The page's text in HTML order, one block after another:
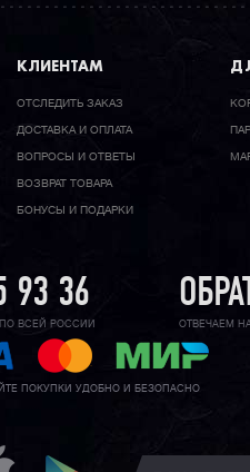
КЛИЕНТАМ
ОТСЛЕДИТЬ ЗАКАЗ
ДОСТАВКА И ОПЛАТА
ВОПРОСЫ И ОТВЕТЫ
ВОЗВРАТ ТОВАРА
БОНУСЫ И ПОДАРКИ
93 36
ВСЕЙ РОССИИ ОТВЕЧАЕМ
ПОКУПКИ УДОБНО И БЕЗОПАСНО